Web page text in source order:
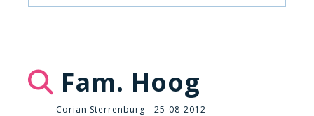
Fam. Hoog
Corian Sterrenburg - 25-08-2012